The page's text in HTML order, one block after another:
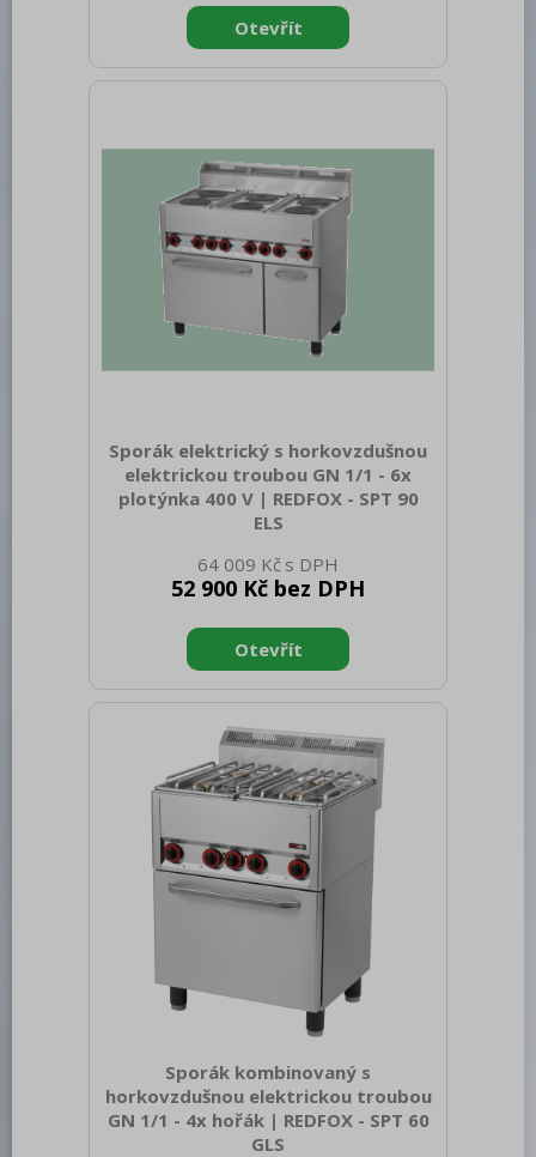
brutto [mm]: 1055 Výška brutto [mm]:
1120 Hmotnost brutto [kg]: 83.00 Typ
spotřebiče: Elektrické zařízení
ovládacích prvků: IPX4 Vnější barva
zařízení: Nerezové Materiál: AISI 304
vrchní deska, AISI 430 opláštěn
Sporák elektrický s horkovzdušnou
elektrickou troubou GN 1/1 - 6x
plotýnka 400 V | REDFOX - SPT 90
ELS
988 Hloubka netto [mm]: 609 Výška
netto [mm]: 900 Hmotnost netto [kg]:
brutto [mm]: 1055 Výška brutto [mm]:
1120 Hmotnost brutto [kg]: 85.00 Typ
spotřebiče: Elektrické zařízení
Příkon elektrický [kW]: 15.130 Napájení:
400 V / 3N - 50 Hz Stupeň krytí
ovládacích prvků: IPX4 Materiál: AISI 304
vrchní deska, AISI 430 opláštění
Kontrolky: chodu ploten, chodu a nah
64 009 Kč
52 900 Kč bez DPH
Sporák kombinovaný s
horkovzdušnou elektrickou troubou
GN 1/1 - 4x hořák | REDFOX - SPT 60
GLS